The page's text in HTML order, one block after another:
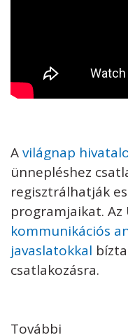
Avilágnap
ünnepléshez
regisztrálhatják
programjaikat. Az
kommunikációs
javaslatokkal
csatlakozásra.
További